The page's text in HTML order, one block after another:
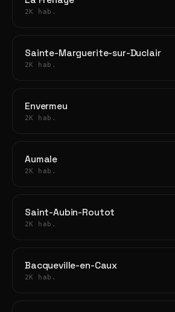
2K hab.
Sainte-Marguerite-sur-Duclair
2K hab.
Envermeu
2K hab.
Aumale
2K hab.
Saint-Aubin-Routot
2K hab.
Bacqueville-en-Caux
2K hab.